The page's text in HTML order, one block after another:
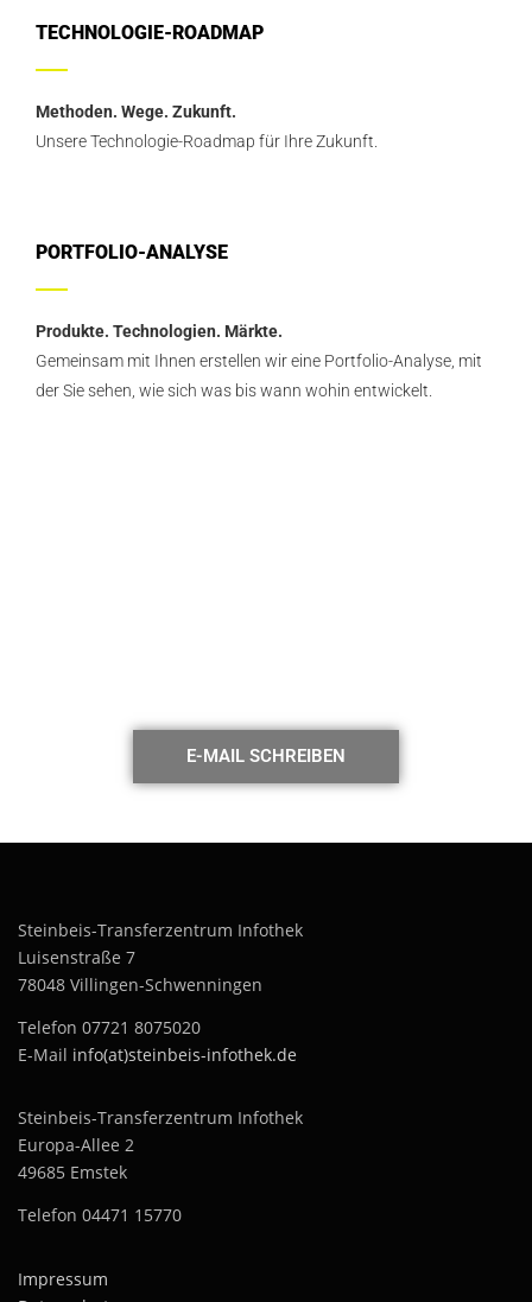
TECHNOLOGIE-ROADMAP
Methoden. Wege. Zukunft.
Unsere Technologie-Roadmap für Ihre Zukunft.
PORTFOLIO-ANALYSE
Produkte. Technologien. Märkte.
Gemeinsam mit Ihnen erstellen wir eine Portfolio-Analyse, mit
der Sie sehen, wie sich was bis wann wohin entwickelt.
E-MAIL SCHREIBEN
Steinbeis-Transferzentrum Infothek
Luisenstraße 7
78048 Villingen-Schwenningen
Telefon 07721 8075020
E-Mail info(at)steinbeis-infothek.de
Steinbeis-Transferzentrum Infothek
Europa-Allee 2
49685 Emstek
Telefon 04471 15770
Impressum